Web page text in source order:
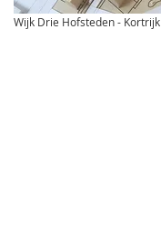
Wijk Drie Hofsteden - Kortrijk